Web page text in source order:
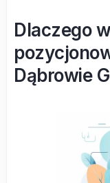
Dlaczego
Dąbrowie